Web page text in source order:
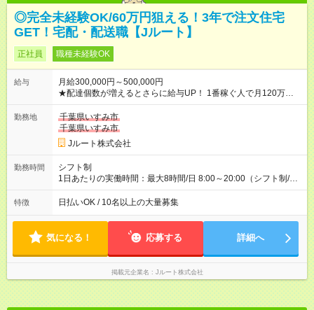
◎完全未経験OK/60万円狙える！3年で注文住宅
GET！宅配・配送職【Jルート】
正社員 職種未経験OK
給与
月給300,000円～500,000円
★配達個数が増えるとさらに給与UP！ 1番稼ぐ人で月120万ほ
ど！ ・主要都市エリア 月収55万円／週5日稼働 月収65万~112
万円／週6日稼働 ・地方郊外エリア 月収40万円／週5日稼働 月
収40万円~50万円／週6日稼働 ＜モデルイメージ＞ ■月収50万
円 (27歳男性/江東区在住)※元建築関係 1日150個配達×25日勤務
(日休み) ■月収80万円(43歳男性/墨田区在住)※元営業 1日200個
勤務地
千葉県いすみ市
千葉県いすみ市
Jルート株式会社
勤務時間
シフト制
1日あたりの実働時間：最大8時間/日 8:00～20:00（シフト制/実
働8時間） ※週5日勤務（場所次第では週4も有り） ※配達状況に
よって時間外での勤務可能性有り ※案件により多少の前後あり
特徴 日払いOK / 10名以上の大量募集
気になる！ 応募する 詳細へ
掲載元企業名 Jルート株式会社